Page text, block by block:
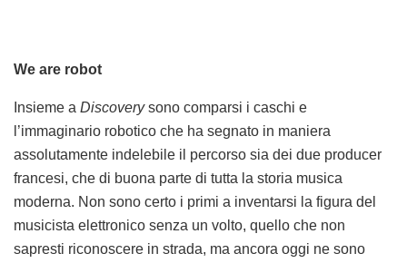
We are robot
Insieme a Discoverysono comparsi i caschi e
l’immaginario robotico che ha segnato in maniera
assolutamente indelebile il percorso sia dei due producer
francesi, che di buona parte di tutta la storia musica
moderna. Non sono certo i primi a inventarsi la figura del
musicista elettronico senza un volto, quello che non
sapresti riconoscere in strada, ma ancora oggi ne sono